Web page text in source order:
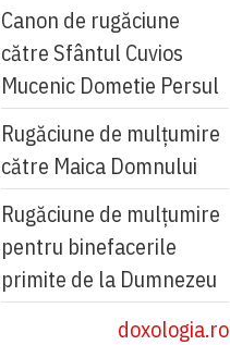
Canon de rugăciune
către Sfântul Cuvios
Mucenic Dometie Persul
Rugăciune de mulţumire
către Maica Domnului
Rugăciune de mulțumire
pentru binefacerile
primite de la Dumnezeu
doxologia.ro